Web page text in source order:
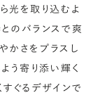
光を取り込むよ
のバランスで爽
かさをプラスし
う寄り添い輝く
すぐるデザインで